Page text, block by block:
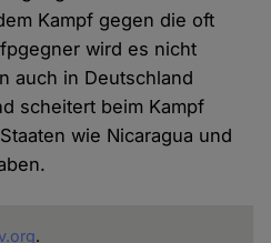
Kampf gegen die oft
wird es nicht
auch in Deutschland
scheitert beim Kampf
wie Nicaragua und
.